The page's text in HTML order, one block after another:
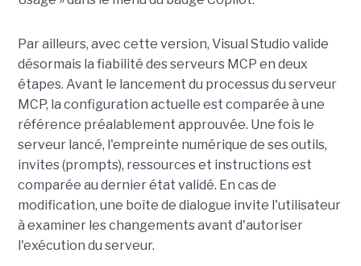
Par ailleurs, avec cette version, Visual Studio valide
désormais la fiabilité des serveurs MCP en deux
étapes. Avant le lancement du processus du serveur
MCP, la configuration actuelle est comparée à une
référence préalablement approuvée. Une fois le
serveur lancé, l'empreinte numérique de ses outils,
invites (prompts), ressources et instructions est
comparée au dernier état validé. En cas de
modification, une boîte de dialogue invite l'utilisateur
à examiner les changements avant d'autoriser
l'exécution du serveur.